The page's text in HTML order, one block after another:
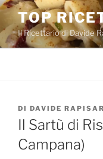
Salta
contenuto
TOP
Il Ricettario di Davide
PUBBLICATO
IL
DI DAVIDE
Il Sartù di
Campana)